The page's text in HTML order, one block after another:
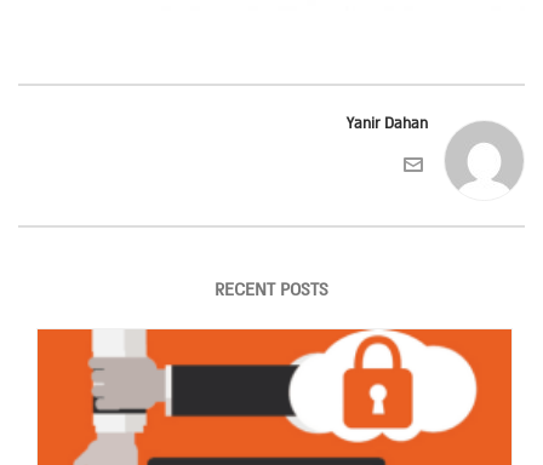
Yanir Dahan
RECENT POSTS